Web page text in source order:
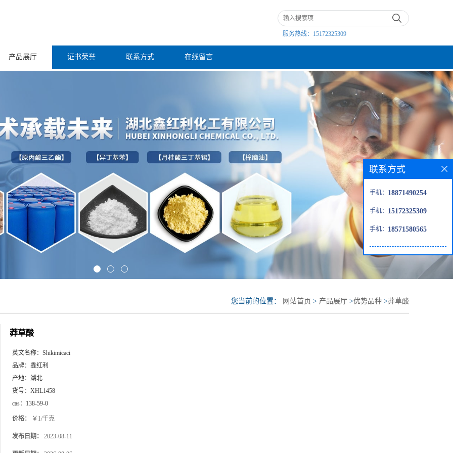
服务热线： 15172325309
产品展厅 证书荣誉 联系方式 在线留言
您当前的位置： 网站首页 > 产品展厅 >优势品种 >莽草酸
莽草酸
英文名称： Shikimicaci
品牌： 鑫红利
产地： 湖北
货号： XHL1458
cas： 138-59-0
价格： ￥1/千克
发布日期： 2023-08-11
联系方式
手机： 18871490254
手机： 15172325309
手机： 18571580565